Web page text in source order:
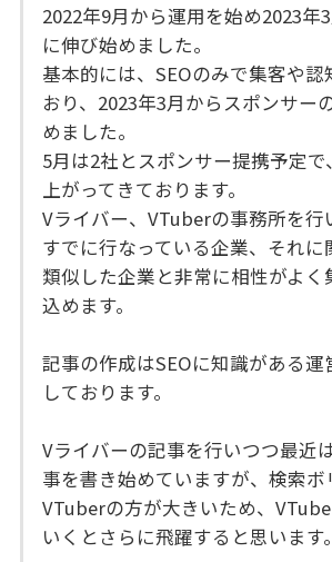
2022年9月から運用を始め2023年
に伸び始めました。
基本的には、SEOのみで集客や認
おり、2023年3月からスポンサー
めました。
5月は2社とスポンサー提携予定で
上がってきております。
Vライバー、VTuberの事務所を行
すでに行なっている企業、それに
類似した企業と非常に相性がよく
込めます。
記事の作成はSEOに知識がある運
しております。
Vライバーの記事を行いつつ最近
事を書き始めていますが、検索ボ
VTuberの方が大きいため、
いくとさらに飛躍すると思います。